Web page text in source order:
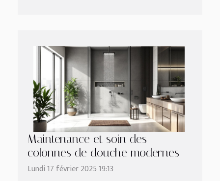
Maintenance et soin des
colonnes de douche modernes
Lundi 17 février 2025 19:13